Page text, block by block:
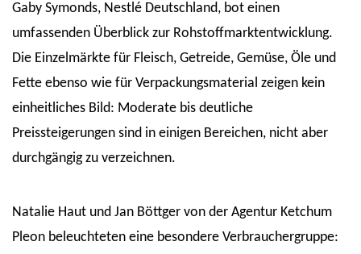
Gaby Symonds, Nestlé Deutschland, bot einen
umfassenden Überblick zur Rohstoffmarktentwicklung.
Die Einzelmärkte für Fleisch, Getreide, Gemüse, Öle und
Fette ebenso wie für Verpackungsmaterial zeigen kein
einheitliches Bild: Moderate bis deutliche
Preissteigerungen sind in einigen Bereichen, nicht aber
durchgängig zu verzeichnen.
Natalie Haut und Jan Böttger von der Agentur Ketchum
Pleon beleuchteten eine besondere Verbrauchergruppe: